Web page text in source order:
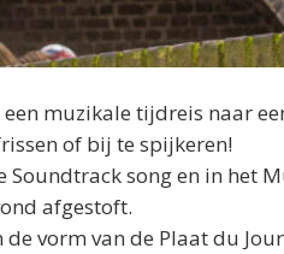
muzikale tijdreis naar
of bij te spijkeren!
song en in het
afgestoft.
vorm van de Plaat du